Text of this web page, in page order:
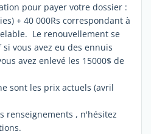
pour payer votre dossier :
+ 40 000Rs correspondant à
Le renouvellement se
vous avez eu des ennuis
avez enlevé les 15000$ de
sont les prix actuels (avril
renseignements , n'hésitez